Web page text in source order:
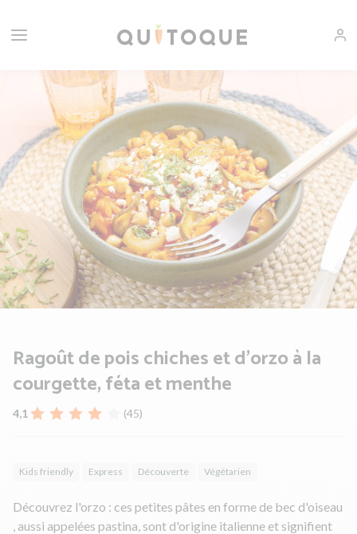
Ragoût de pois chiches et d'orzo à la
courgette, féta et menthe
4,1 (45)
Kids friendly Express Découverte Végétarien
Découvrez l'orzo : ces petites pâtes en forme de bec d'oiseau
, aussi appelées pastina, sont d'origine italienne et signifient